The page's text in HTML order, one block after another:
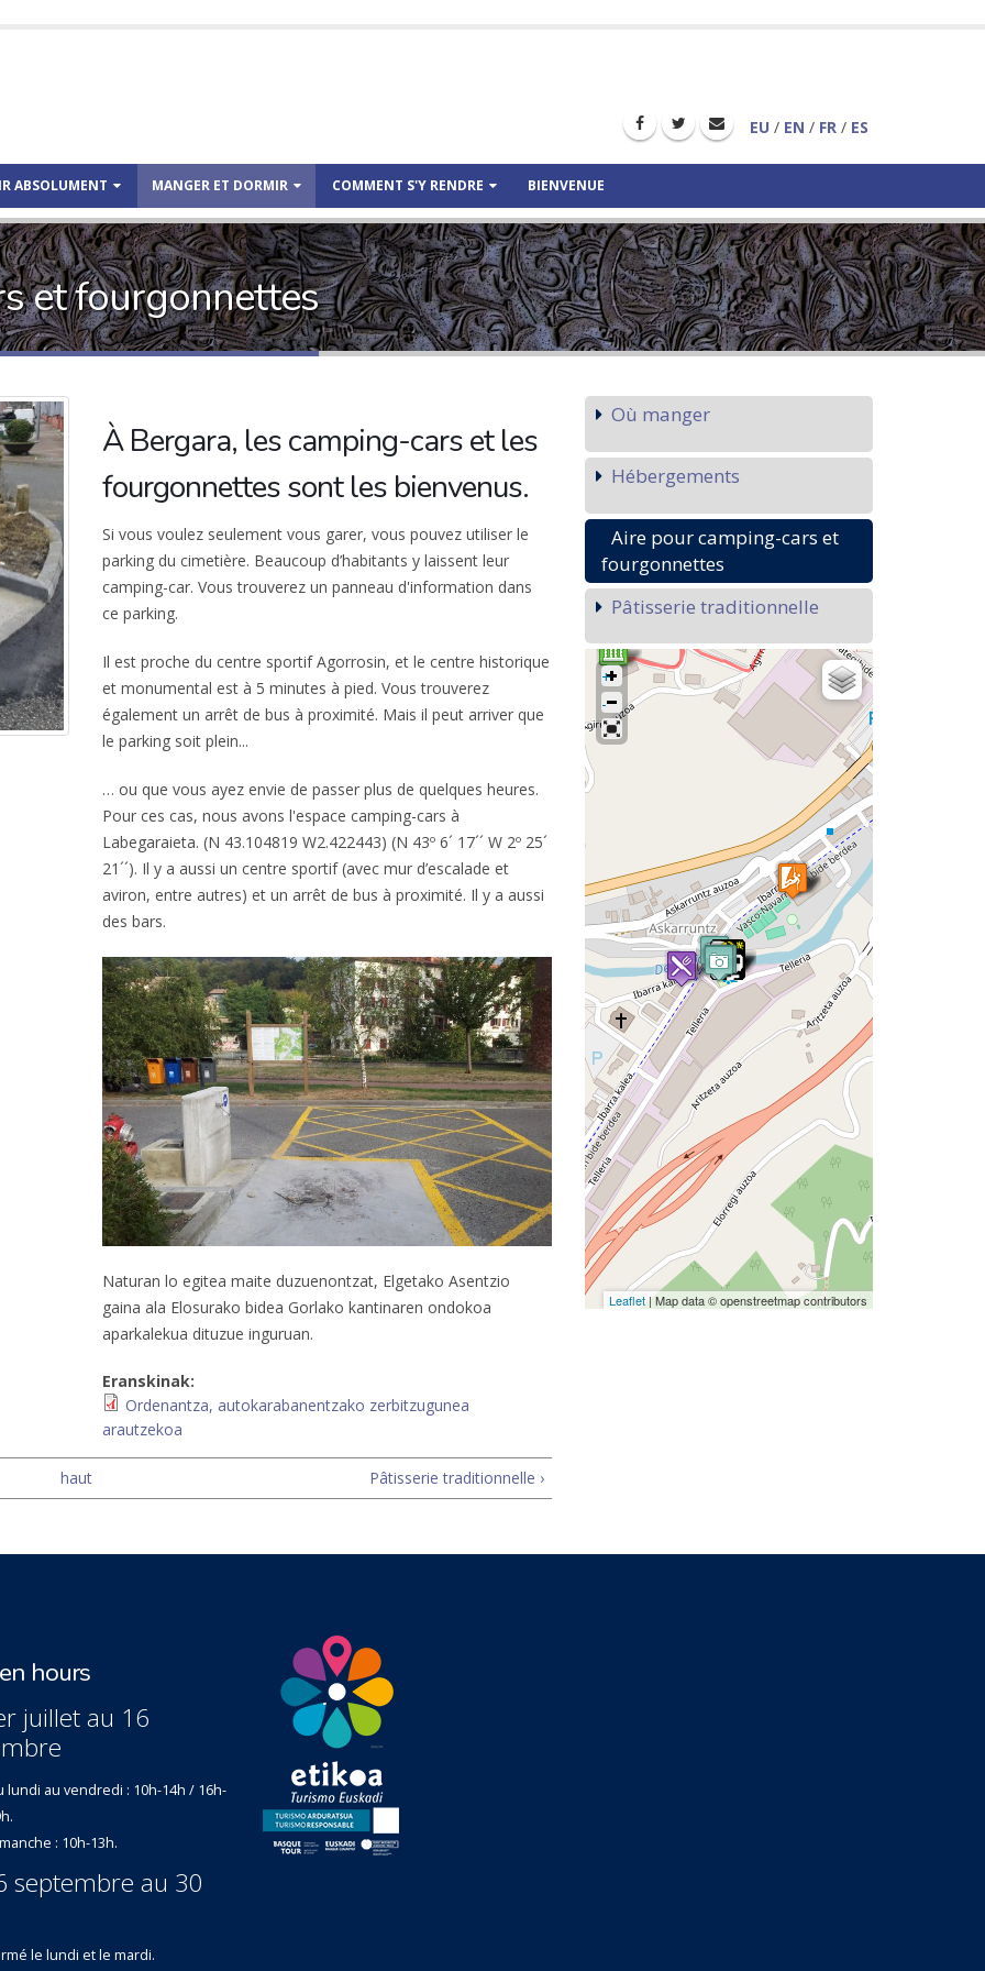
EU / EN / FR / ES
ABSOLUMENT MANGER ET DORMIR COMMENT S'Y RENDRE BIENVENUE
et fourgonnettes
À Bergara, les camping-cars et les
fourgonnettes sont les bienvenus.
Si vous voulez seulement vous garer, vous pouvez utiliser le
parking du cimetière. Beaucoup d’habitants y laissent leur
camping-car. Vous trouverez un panneau d'information dans
ce parking.
Il est proche du centre sportif Agorrosin, et le centre historique
et monumental est à 5 minutes à pied. Vous trouverez
également un arrêt de bus à proximité. Mais il peut arriver que
le parking soit plein...
… ou que vous ayez envie de passer plus de quelques heures.
Pour ces cas, nous avons l'espace camping-cars à
Labegaraieta. (N 43.104819 W2.422443) (N 43º 6´ 17´´ W 2º 25´
21´´). Il y a aussi un centre sportif (avec mur d’escalade et
aviron, entre autres) et un arrêt de bus à proximité. Il y a aussi
des bars.
Naturan lo egitea maite duzuenontzat, Elgetako Asentzio
gaina ala Elosurako bidea Gorlako kantinaren ondokoa
aparkalekua dituzue inguruan.
Eranskinak:
Ordenantza, autokarabanentzako zerbitzugunea
arautzekoa
haut Pâtisserie traditionnelle ›
Où manger
Hébergements
Aire pour camping-cars et
fourgonnettes
Pâtisserie traditionnelle
+
-
Leaflet | Map data © openstreetmap contributors
hours
juillet au 16
lundi au vendredi : 10h-14h / 16h-
: 10h-13h.
septembre au 30
le lundi et le mardi.